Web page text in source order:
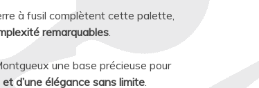
à fusil complètent cette palette,
remarquables.
une base précieuse pour
d’une élégance sans limite.